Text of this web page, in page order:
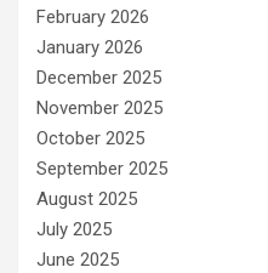
February 2026
January 2026
December 2025
November 2025
October 2025
September 2025
August 2025
July 2025
June 2025